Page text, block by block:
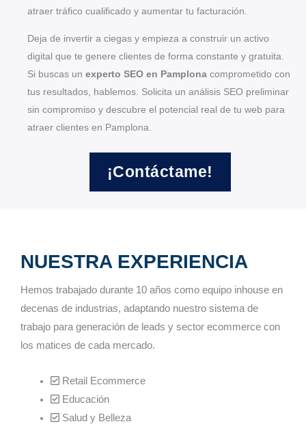
atraer tráfico cualificado y aumentar tu facturación.
Deja de invertir a ciegas y empieza a construir un activo
digital que te genere clientes de forma constante y gratuita.
Si buscas un experto SEO en Pamplona comprometido con
tus resultados, hablemos. Solicita un análisis SEO preliminar
sin compromiso y descubre el potencial real de tu web para
atraer clientes en Pamplona.
¡Contáctame!
NUESTRA EXPERIENCIA
Hemos trabajado durante 10 años como equipo inhouse en
decenas de industrias, adaptando nuestro sistema de
trabajo para generación de leads y sector ecommerce con
los matices de cada mercado.
Retail Ecommerce
Educación
Salud y Belleza